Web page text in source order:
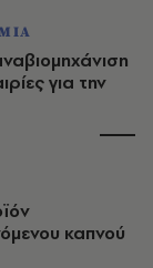
για την
καπνού